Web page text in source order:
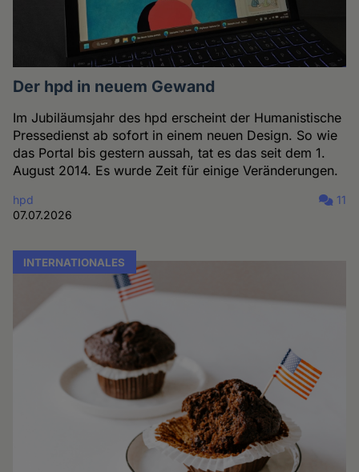
Der hpd in neuem Gewand
Im Jubiläumsjahr des hpd erscheint der Humanistische
Pressedienst ab sofort in einem neuen Design. So wie
das Portal bis gestern aussah, tat es das seit dem 1.
August 2014. Es wurde Zeit für einige Veränderungen.
hpd
07.07.2026
11
INTERNATIONALES